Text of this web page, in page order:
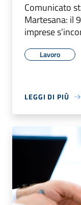
Comunicato
Martesana: il
imprese
Lavoro
LEGGI DI PIÙ